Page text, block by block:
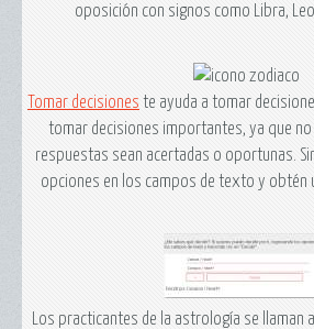
oposición con signos como Libra,
Tomar decisiones te ayuda a tomar
tomar decisiones importantes, ya que
respuestas sean acertadas o oportunas.
opciones en los campos de texto y obtén
Los practicantes de la astrología se llaman